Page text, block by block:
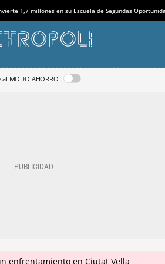
1,7 millones en su Escuela de Segundas
al MODO AHORRO
enfrentamiento en Ciutat Vella